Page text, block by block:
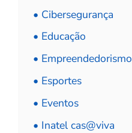
• Cibersegurança
• Educação
• Empreendedorismo
• Esportes
• Eventos
• Inatel cas@viva